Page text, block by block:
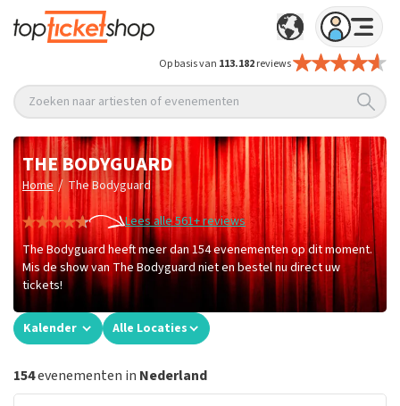
Op basis van 113.182reviews
Zoeken naar artiesten of evenementen
THE BODYGUARD
Home / The Bodyguard
Lees alle 561+ reviews
The Bodyguard heeft meer dan 154 evenementen op dit moment.
Mis de show van The Bodyguard niet en bestel nu direct uw
tickets!
Kalender Alle Locaties
154evenementen in Nederland